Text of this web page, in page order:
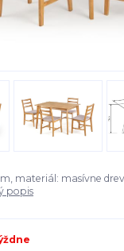
materiál: masívne
popis